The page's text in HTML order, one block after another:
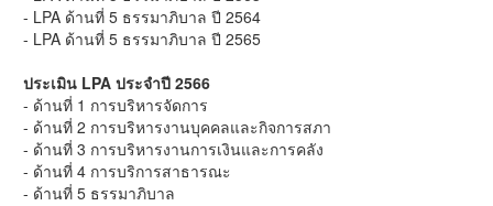
- LPA ด้านที่ 5 ธรรมาภิบาล ปี 2564
- LPA ด้านที่ 5 ธรรมาภิบาล ปี 2565
ประเมิน LPA ประจำปี 2566
- ด้านที่ 1 การบริหารจัดการ
- ด้านที่ 2 การบริหารงานบุคคลและกิจการสภา
- ด้านที่ 3 การบริหารงานการเงินและการคลัง
- ด้านที่ 4 การบริการสาธารณะ
- ด้านที่ 5 ธรรมาภิบาล